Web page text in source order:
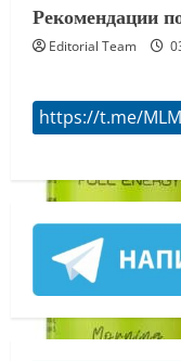
Рекомендации
Editorial Team
https://t.me/